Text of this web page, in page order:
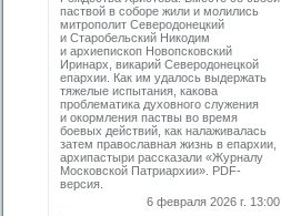
паствой в соборе жили и молились
митрополит Северодонецкий
и Старобельский Никодим
и архиепископ Новопсковский
Иринарх, викарий Северодонецкой
епархии. Как им удалось выдержать
тяжелые испытания, какова
проблематика духовного служения
и окормления паствы во время
боевых действий, как налаживалась
затем православная жизнь в епархии,
архипастыри рассказали «Журналу
Московской Патриархии». PDF-
версия.
6 февраля 2026 г. 13:00